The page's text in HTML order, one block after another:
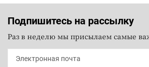
Подпишитесь на рассылку
Раз в неделю мы присылаем самые